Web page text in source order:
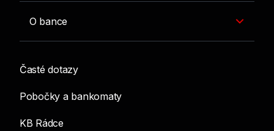
O bance
Časté dotazy
Pobočky a bankomaty
KB Rádce